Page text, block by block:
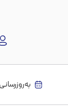
به‌روز‌رسانی:۱۴۰۴/